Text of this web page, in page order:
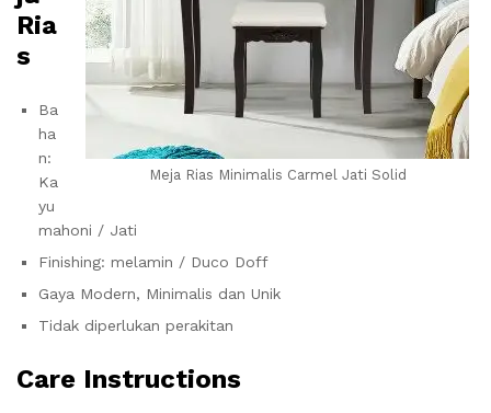
Meja Rias Minimalis Carmel Jati Solid
Ria
s
Ba
ha
n:
Ka
yu
mahoni / Jati
Finishing: melamin / Duco Doff
Gaya Modern, Minimalis dan Unik
Tidak diperlukan perakitan
Care Instructions